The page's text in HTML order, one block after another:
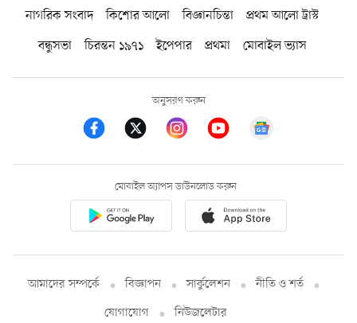
নাগরিক সংবাদ কিশোর আলো বিজ্ঞানচিন্তা
প্রথম আলো ট্রাস্ট
বন্ধুসভা
চিরন্তন ১৯৭১ ইপেপার প্রথমা মোবাইল ভ্যাস
অনুসরণ করুন
মোবাইল অ্যাপস ডাউনলোড করুন
আমাদের সম্পর্কে বিজ্ঞাপন সার্কুলেশন
নীতি ও শর্ত
যোগাযোগ
নিউজলেটার